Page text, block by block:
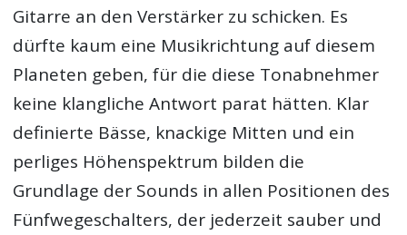
Gitarre an den Verstärker zu schicken. Es
dürfte kaum eine Musikrichtung auf diesem
Planeten geben, für die diese Tonabnehmer
keine klangliche Antwort parat hätten. Klar
definierte Bässe, knackige Mitten und ein
perliges Höhenspektrum bilden die
Grundlage der Sounds in allen Positionen des
Fünfwegeschalters, der jederzeit sauber und